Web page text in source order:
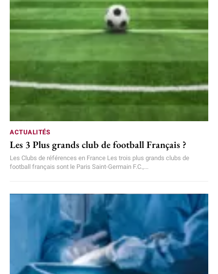
ACTUALITÉS
Les 3 Plus grands club de football Français ?
Les Clubs de références en France Les trois plus grands clubs de
football français sont le Paris Saint-Germain F.C.,...